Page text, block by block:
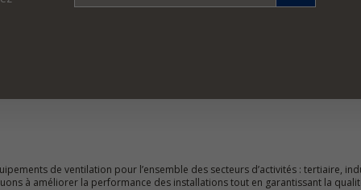
de ventilation pour l’ensemble des secteurs d’activités : tertiaire,
à améliorer la performance des installations tout en garantissant la